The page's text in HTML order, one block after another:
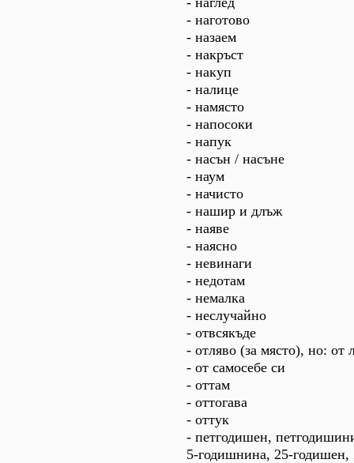
- наготово
- назаем
- накръст
- накуп
- налице
- намясто
- напосоки
- напук
- насън / насъне
- наум
- начисто
- нашир и длъж
- наяве
- наясно
- невинаги
- недотам
- немалка
- неслучайно
- отвсякъде
- отляво (за място), но: от
- от самосебе си
- оттам
- оттогава
- оттук
- петгодишен,
5-годишнина, 25-